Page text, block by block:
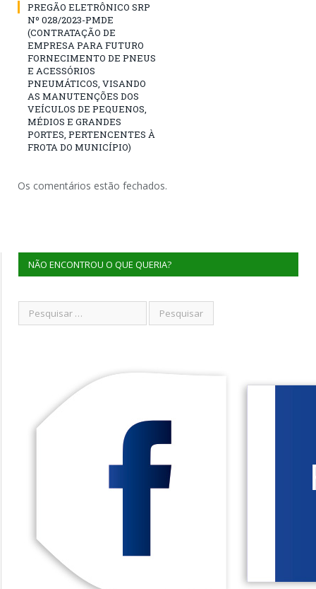
PREGÃO ELETRÔNICO SRP
Nº 028/2023-PMDE
(CONTRATAÇÃO DE
EMPRESA PARA FUTURO
FORNECIMENTO DE PNEUS
E ACESSÓRIOS
PNEUMÁTICOS, VISANDO
AS MANUTENÇÕES DOS
VEÍCULOS DE PEQUENOS,
MÉDIOS E GRANDES
PORTES, PERTENCENTES À
FROTA DO MUNICÍPIO)
Os comentários estão fechados.
NÃO ENCONTROU O QUE QUERIA?